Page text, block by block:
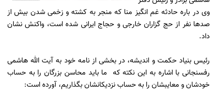
وى در باره حادثه غم انگيز منا كه منجر به كشته و زخمى شدن بيش از
صدها نفر از حج گزاران خارجى و حجاج ايرانى شده است، واكنش نشان
داد.
رئيس بنياد حكمت و انديشه، در بخشى از نامه خود به آيت الله هاشمى
رفسنجانى با اشاره به این نکته که ما بايد محاسن بزرگان را به حساب
خودشان و معايبشان را به حساب نزديكانشان بگذاريم، آورده است: